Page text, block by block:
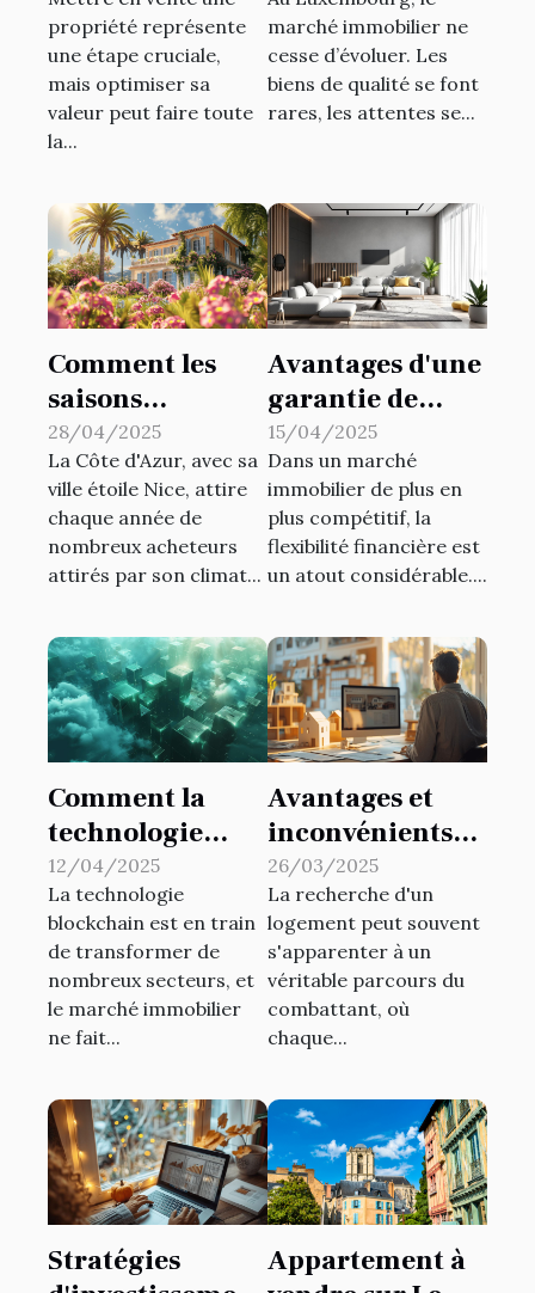
la vente
propriété représente
une étape cruciale,
mais optimiser sa
valeur peut faire toute
la...
Luxembourg
marché immobilier ne
cesse d’évoluer. Les
biens de qualité se font
rares, les attentes se...
Comment les
saisons
influencent les
prix
immobiliers à
Nice
28/04/2025
La Côte d'Azur, avec sa
ville étoile Nice, attire
chaque année de
nombreux acheteurs
attirés par son climat...
Avantages d'une
garantie de
loyer flexible
sans dépôt
initial
15/04/2025
Dans un marché
immobilier de plus en
plus compétitif, la
flexibilité financière est
un atout considérable....
Comment la
technologie
blockchain
révolutionne le
marché
immobilier
12/04/2025
La technologie
blockchain est en train
de transformer de
nombreux secteurs, et
le marché immobilier
ne fait...
Avantages et
inconvénients
de la location via
une agence
immobilière
26/03/2025
La recherche d'un
logement peut souvent
s'apparenter à un
véritable parcours du
combattant, où
chaque...
Stratégies
Appartement à